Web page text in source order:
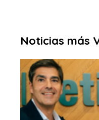
Noticias más